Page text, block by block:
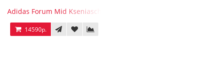
Adidas Forum Mid Kseniaschnaider
14590р.